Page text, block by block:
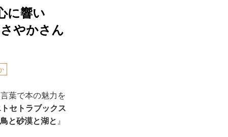
に響い
やかさん
葉で本の魅力を
セトラブックス
鳥と砂漠と湖と 』